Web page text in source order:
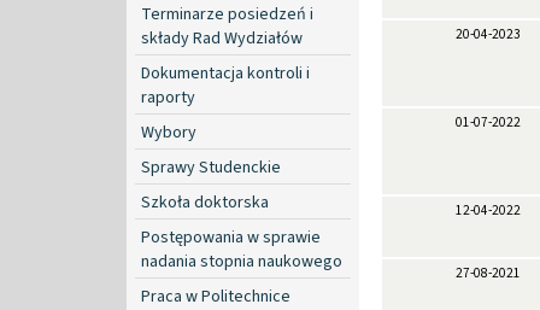
Terminarze posiedzeń i
składy Rad Wydziałów
Dokumentacja kontroli i
raporty
Wybory
Sprawy Studenckie
Szkoła doktorska
Postępowania w sprawie
nadania stopnia naukowego
Praca w Politechnice
20-04-2023
01-07-2022
12-04-2022
27-08-2021